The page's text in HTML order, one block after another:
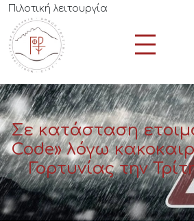
Πιλοτική λειτουργία
Σε κατάσταση
Code» λόγω
Γορτυνίας την